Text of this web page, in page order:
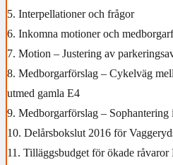
5. Interpellationer och frågor
6. Inkomna motioner och
7. Motion – Justering av
8. Medborgarförslag – Cykelväg
utmed gamla E4
9. Medborgarförslag – Sophantering
10. Delårsbokslut 2016 för
11. Tilläggsbudget för ökade